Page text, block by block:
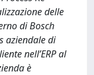
delle
di Bosch
aziendale di
nell’ERP al
è